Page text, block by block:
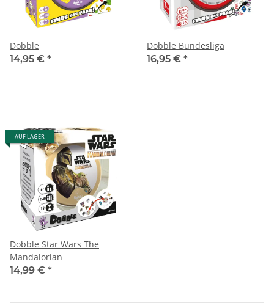
Dobble
14,95 € *
Dobble Bundesliga
16,95 € *
AUF LAGER
Dobble Star Wars The
Mandalorian
14,99 € *